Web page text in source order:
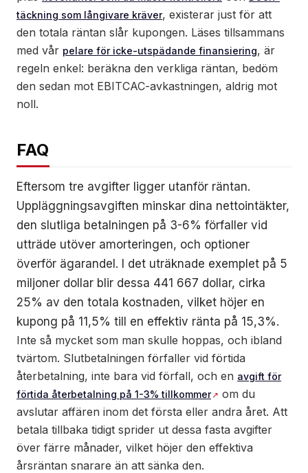
täckning som långivare kräver, existerar just för att
den totala räntan slår kupongen. Läses tillsammans
med vår pelare för icke-utspädande finansiering, är
regeln enkel: beräkna den verkliga räntan, bedöm
den sedan mot EBITCAC-avkastningen, aldrig mot
noll.
FAQ
Eftersom tre avgifter ligger utanför räntan.
Uppläggningsavgiften minskar dina nettointäkter,
den slutliga betalningen på 3-6% förfaller vid
utträde utöver amorteringen, och optioner
överför ägarandel. I det uträknade exemplet på 5
miljoner dollar blir dessa 441 667 dollar, cirka
25% av den totala kostnaden, vilket höjer en
kupong på 11,5% till en effektiv ränta på 15,3%.
Inte så mycket som man skulle hoppas, och ibland
tvärtom. Slutbetalningen förfaller vid förtida
återbetalning, inte bara vid förfall, och en avgift för
förtida återbetalning på 1-3% tillkommer
om du
avslutar affären inom det första eller andra året. Att
betala tillbaka tidigt sprider ut dessa fasta avgifter
över färre månader, vilket höjer den effektiva
årsräntan snarare än att sänka den.